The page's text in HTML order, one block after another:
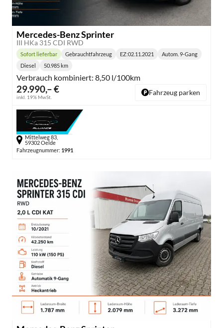
Mercedes-Benz Sprinter
III HKa 315 CDI RWD
29.990,– €
inkl. 19% MwSt.
Lieferzeit:
Sofort lieferbar Gebrauchtfahrzeug EZ:02.11.2021
Getriebe:
Autom. 9-Gang
Kraftstoff:
Diesel
Kilometerstand:
50.985 km
Verbrauch kombiniert: 8,50 l/100km
Fahrzeug parken
Mittelweg 83,
59302 Oelde
Fahrzeugnummer: 1991